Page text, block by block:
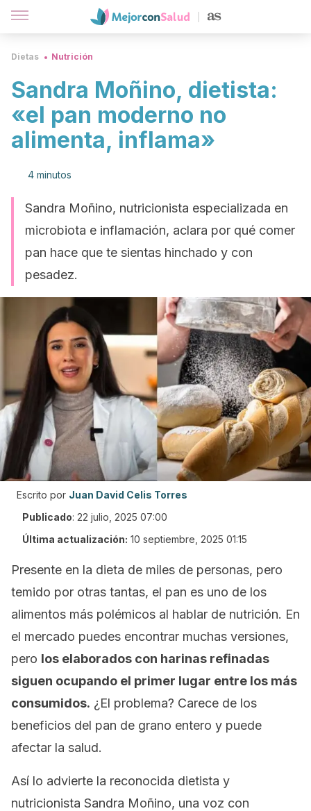
Dietas Nutrición
Sandra Moñino, dietista:
«el pan moderno no
alimenta, inflama»
4 minutos
Sandra Moñino, nutricionista especializada en
microbiota e inflamación, aclara por qué comer
pan hace que te sientas hinchado y con
pesadez.
Escrito por Juan David Celis Torres
Publicado: 22 julio, 2025 07:00
Última actualización: 10 septiembre, 2025 01:15
Presente en la dieta de miles de personas, pero
temido por otras tantas, el pan es uno de los
alimentos más polémicos al hablar de nutrición. En
el mercado puedes encontrar muchas versiones,
pero los elaborados con harinas refinadas
siguen ocupando el primer lugar entre los más
consumidos. ¿El problema? Carece de los
beneficios del pan de grano entero y puede
afectar la salud.
Así lo advierte la reconocida dietista y
nutricionista Sandra Moñino, una voz con